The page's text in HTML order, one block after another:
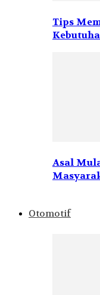
Tips
Asal
Otomotif